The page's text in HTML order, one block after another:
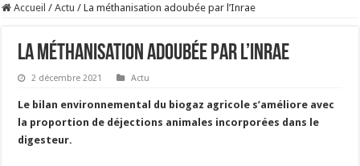
La collecte de lait de chèvre confirme son rebond
Accueil / Actu / La méthanisation adoubée par l’Inrae
La méthanisation adoubée par l’Inrae
2 décembre 2021 Actu
Le bilan environnemental du biogaz agricole s’améliore avec
la proportion de déjections animales incorporées dans le
digesteur.